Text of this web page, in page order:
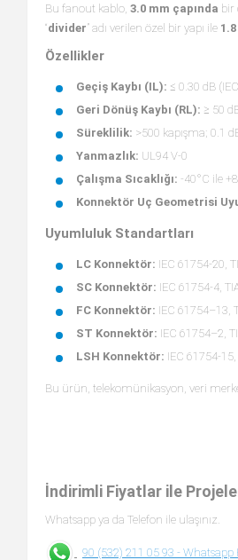
Bu fanout kablo, 3.0 mm çapında bir
“divider” adı verilen özel bir yapı ile
Özellikler
Geçiş Kaybı (IL): ≤ 0.30 dB
Geri Dönüş Kaybı (RL): ≥ 50
Süreklilik: >500 kapışma; 0.1
Yanmazlık: UL94 V-0
Çalışma Sıcaklığı: -40°C ile
Konnektör Uç Geometrisi
Uyumluluk Standartları
LC Konnektör: IEC 61754-20,
SC Konnektör: IEC 61754-4,
FC Konnektör: IEC 61754–13,
ST Konnektör: IEC 61754–2,
LSH Konnektör: IEC 61754-
Bu ürün, telekomünikasyon, veri
İndirimli Fiyatlar ile
Whatsapp ya da Telefon ile ulaşınız.
90 (532) 211 05 93 - Whatsapp